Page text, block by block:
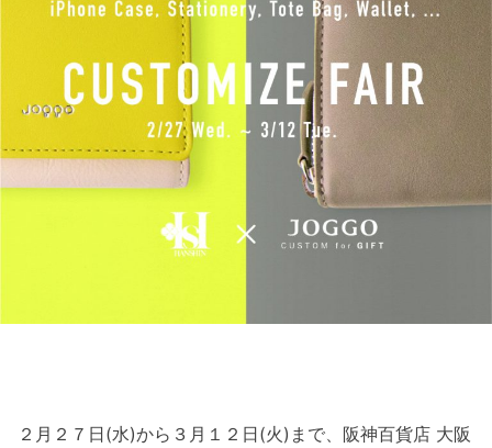
２月２７日(水)から３月１２日(火)まで、阪神百貨店 大阪